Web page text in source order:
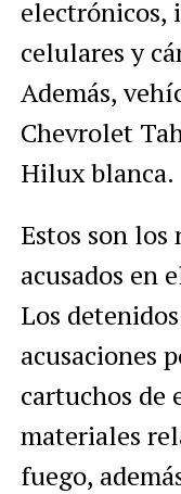
electrónicos,
celulares y
Además,
Chevrolet
Hilux blanca.
Estos son los
acusados en
Los
acusaciones
cartuchos de
materiales
fuego,